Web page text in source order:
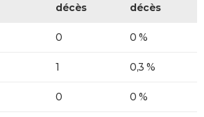
décès
décès
0 0 %
1 0,3 %
0 0 %